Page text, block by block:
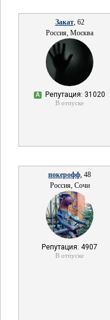
Закат, 62
Россия, Москва
А Репутация: 31020
В отпуске
покерофф, 48
Россия, Сочи
Репутация: 4907
В отпуске